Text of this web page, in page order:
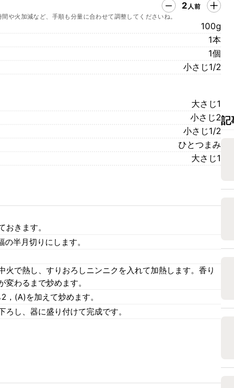
2 人前
や火加減など、手順も分量に合わせて調整してくださいね。
100g
1本
1個
小さじ1/2
大さじ1
小さじ2
小さじ1/2
ひとつまみ
大さじ1
おきます。
半月切りにします。
火で熱し、すりおろしニンニクを入れて加熱します。香り
わるまで炒めます。
，(A)を加えて炒めます。
し、器に盛り付けて完成です。
記